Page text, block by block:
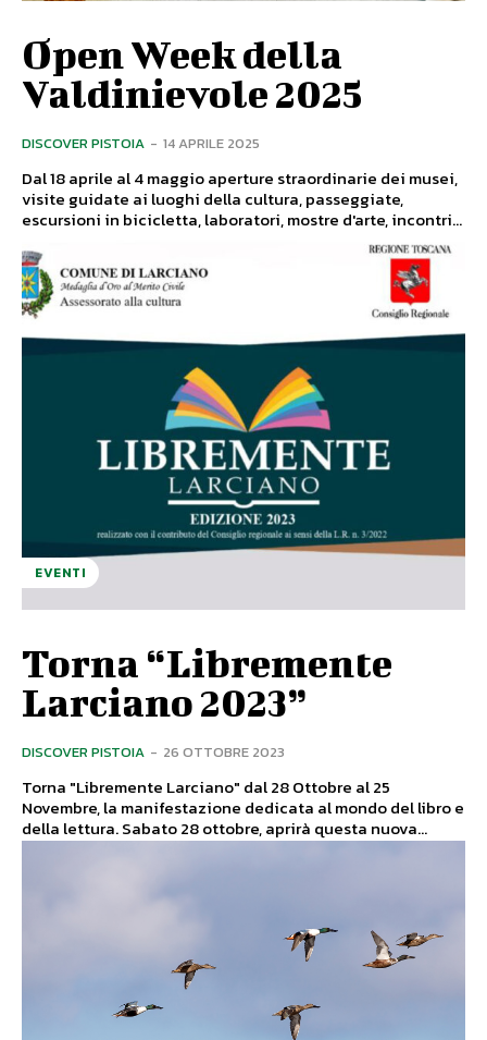
Open Week della
Valdinievole 2025
DISCOVER PISTOIA - 14 APRILE 2025
Dal 18 aprile al 4 maggio aperture straordinarie dei musei,
visite guidate ai luoghi della cultura, passeggiate,
escursioni in bicicletta, laboratori, mostre d'arte, incontri...
EVENTI
Torna “Libremente
Larciano 2023”
DISCOVER PISTOIA - 26 OTTOBRE 2023
Torna "Libremente Larciano" dal 28 Ottobre al 25
Novembre, la manifestazione dedicata al mondo del libro e
della lettura. Sabato 28 ottobre, aprirà questa nuova...